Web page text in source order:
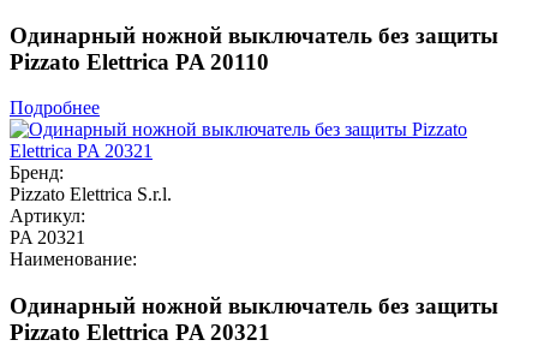
Одинарный ножной выключатель без защиты
Pizzato Elettrica PA 20110
Подробнее
Бренд:
Pizzato Elettrica S.r.l.
Артикул:
PA 20321
Наименование:
Одинарный ножной выключатель без защиты
Pizzato Elettrica PA 20321